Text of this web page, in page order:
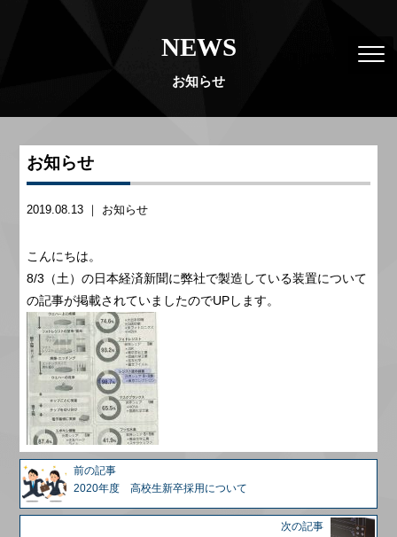
NEWS
お知らせ
お知らせ
2019.08.13 ｜ お知らせ
こんにちは。
8/3（土）の日本経済新聞に弊社で製造している装置について
の記事が掲載されていましたのでUPします。
前の記事
2020年度 高校生新卒採用について
次の記事